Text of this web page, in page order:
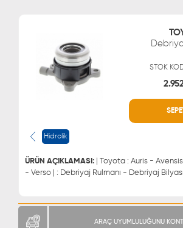
STOK
Hidrolik
ÜRÜN AÇIKLAMASI: | Toyota : Auris -
- Verso | : Debriyaj Rulmanı - Debriyaj
0543 329 21 66
0543 329 21 55
ARAÇ UYUMLULUĞUNU